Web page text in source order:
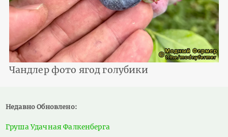
Чандлер фото ягод голубики
Недавно Обновлено:
Груша Удачная Фалкенберга